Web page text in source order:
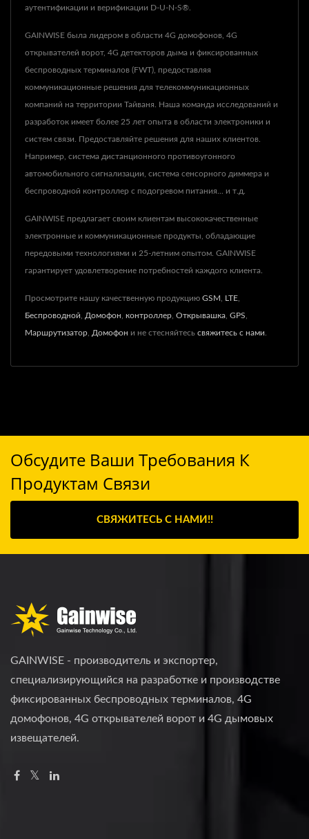
аутентификации и верификации D-U-N-S®.
GAINWISE была лидером в области 4G домофонов, 4G
открывателей ворот, 4G детекторов дыма и фиксированных
беспроводных терминалов (FWT), предоставляя
коммуникационные решения для телекоммуникационных
компаний на территории Тайваня. Наша команда исследований и
разработок имеет более 25 лет опыта в области электроники и
систем связи. Предоставляйте решения для наших клиентов.
Например, система дистанционного противоугонного
автомобильного сигнализации, система сенсорного диммера и
беспроводной контроллер с подогревом питания... и т.д.
GAINWISE предлагает своим клиентам высококачественные
электронные и коммуникационные продукты, обладающие
передовыми технологиями и 25-летним опытом. GAINWISE
гарантирует удовлетворение потребностей каждого клиента.
Просмотрите нашу качественную продукцию GSM LTE
Беспроводной Домофон контроллер Открывашка GPS
Маршрутизатор Домофон и не стесняйтесь свяжитесь с нами
Обсудите Ваши Требования К
Продуктам Связи
СВЯЖИТЕСЬ С НАМИ!!
GAINWISE - производитель и экспортер,
специализирующийся на разработке и производстве
фиксированных беспроводных терминалов, 4G
домофонов, 4G открывателей ворот и 4G дымовых
извещателей.